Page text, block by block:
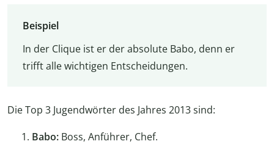
Beispiel
In der Clique ist er der absolute Babo, denn er
trifft alle wichtigen Entscheidungen.
Die Top 3 Jugendwörter des Jahres 2013 sind:
Babo: Boss, Anführer, Chef.